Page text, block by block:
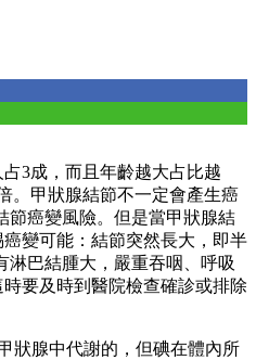
3成，而且年齡越大占比越
。甲狀腺結節不一定會產生癌
節癌變風險。但是當甲狀腺結
變可能：結節突然長大，即半
淋巴結腫大，嚴重吞咽、呼吸
要及時到醫院檢查確診或排除
狀腺中代謝的，但碘在體內所